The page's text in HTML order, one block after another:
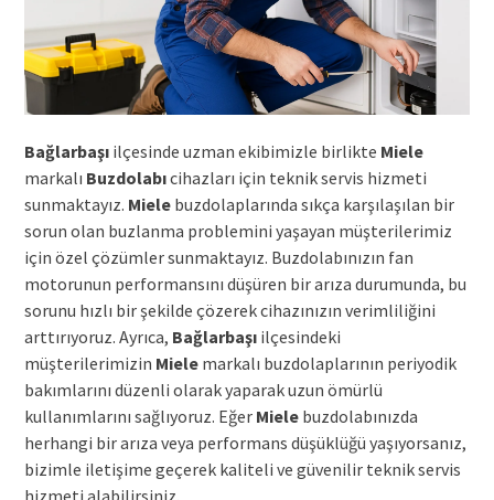
Bağlarbaşıilçesinde uzman ekibimizle birlikte Miele
markalı Buzdolabıcihazları için teknik servis hizmeti
sunmaktayız. Mielebuzdolaplarında sıkça karşılaşılan bir
sorun olan buzlanma problemini yaşayan müşterilerimiz
için özel çözümler sunmaktayız. Buzdolabınızın fan
motorunun performansını düşüren bir arıza durumunda, bu
sorunu hızlı bir şekilde çözerek cihazınızın verimliliğini
arttırıyoruz. Ayrıca, Bağlarbaşıilçesindeki
müşterilerimizin Mielemarkalı buzdolaplarının periyodik
bakımlarını düzenli olarak yaparak uzun ömürlü
kullanımlarını sağlıyoruz. Eğer Mielebuzdolabınızda
herhangi bir arıza veya performans düşüklüğü yaşıyorsanız,
bizimle iletişime geçerek kaliteli ve güvenilir teknik servis